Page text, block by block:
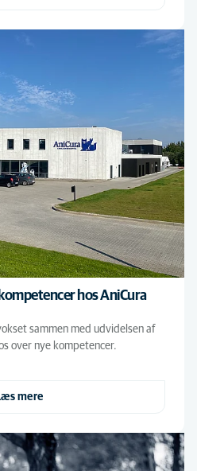
hos AniCura
sammen med udvidelsen af
over nye kompetencer.
mere